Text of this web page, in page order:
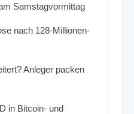
Samstagvormittag
nach 128-Millionen-
Anleger packen
in Bitcoin- und